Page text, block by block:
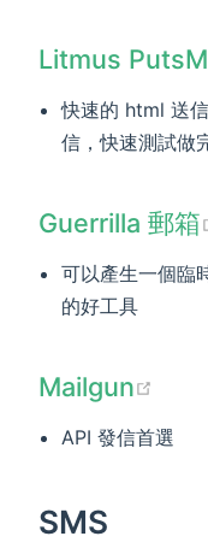
Litmus
快速的 html 送
信，快速測試做
Guerrilla 郵箱
可以產生一個臨
的好工具
Mailgun
API 發信首選
SMS